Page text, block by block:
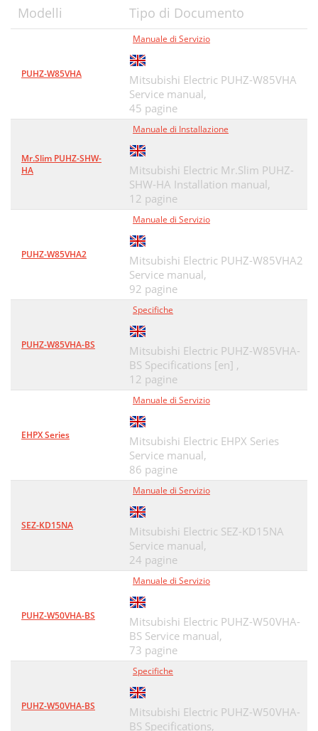
Modelli Tipo di Documento
PUHZ-W85VHA
Manuale di Servizio
Mitsubishi Electric PUHZ-W85VHA
Service manual,
45 pagine
Mr.Slim PUHZ-SHW-
HA
Manuale di Installazione
Mitsubishi Electric Mr.Slim PUHZ-
SHW-HA Installation manual,
12 pagine
PUHZ-W85VHA2
Manuale di Servizio
Mitsubishi Electric PUHZ-W85VHA2
Service manual,
92 pagine
PUHZ-W85VHA-BS
Specifiche
Mitsubishi Electric PUHZ-W85VHA-
BS Specifications [en] ,
12 pagine
EHPX Series
Manuale di Servizio
Mitsubishi Electric EHPX Series
Service manual,
86 pagine
SEZ-KD15NA
Manuale di Servizio
Mitsubishi Electric SEZ-KD15NA
Service manual,
24 pagine
PUHZ-W50VHA-BS
Manuale di Servizio
Mitsubishi Electric PUHZ-W50VHA-
BS Service manual,
73 pagine
PUHZ-W50VHA-BS
Specifiche
Mitsubishi Electric PUHZ-W50VHA-
BS Specifications,